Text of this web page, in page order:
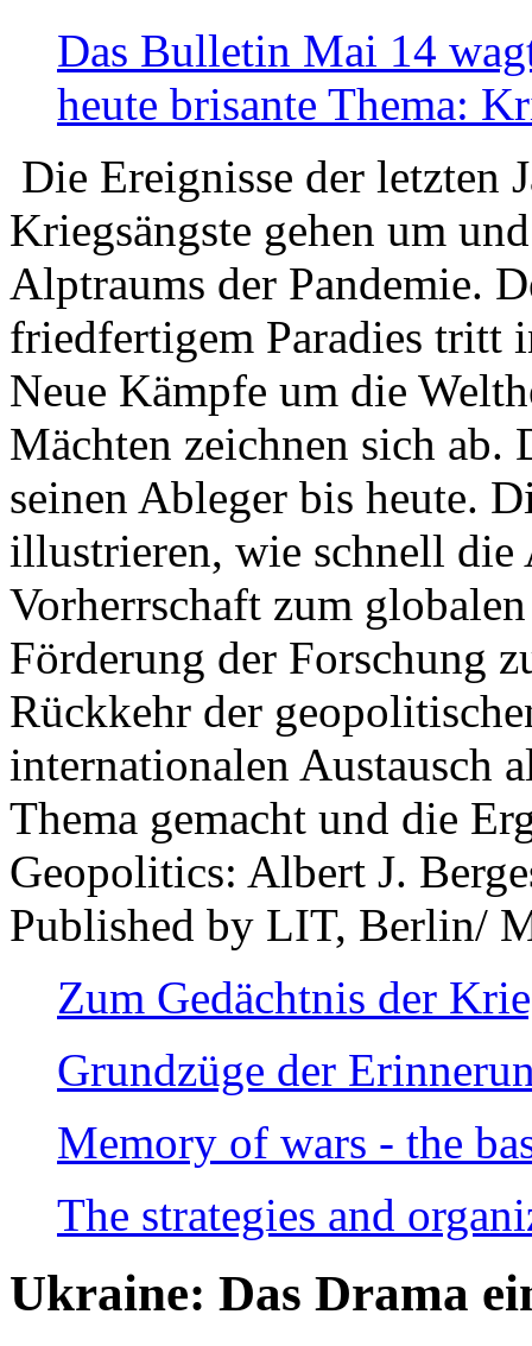
Das Bulletin Mai 14
heute brisante Thema:
Die Ereignisse der letzten
Kriegsängste gehen um
Alptraums der Pandemie.
friedfertigem Paradies tritt
Neue Kämpfe um die
Mächten zeichnen sich
seinen Ableger bis heute.
illustrieren, wie schnell die
Vorherrschaft zum
Förderung der Forschung
Rückkehr der
internationalen Austausch
Thema gemacht und die
Geopolitics: Albert J.
Published by LIT, Berlin/
Zum Gedächtnis der
Grundzüge der
Memory of wars - the
The strategies and
Ukraine: Das Drama